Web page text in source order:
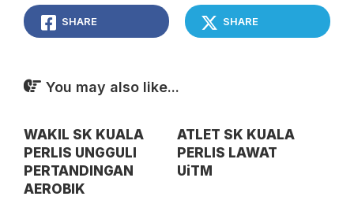
SHARE SHARE
You may also like...
WAKIL SK KUALA
PERLIS UNGGULI
PERTANDINGAN
AEROBIK
ATLET SK KUALA
PERLIS LAWAT
UiTM